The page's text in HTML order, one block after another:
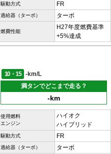
駆動方式 FR
過給器（ターボ） ターボ
燃費性能
H27年度燃費基準
+5%達成
10・15
-km/L
満タンでどこまで走る？
-km
使用燃料
エンジン
ハイオク
ハイブリッド
駆動方式 FR
過給器（ターボ） ターボ